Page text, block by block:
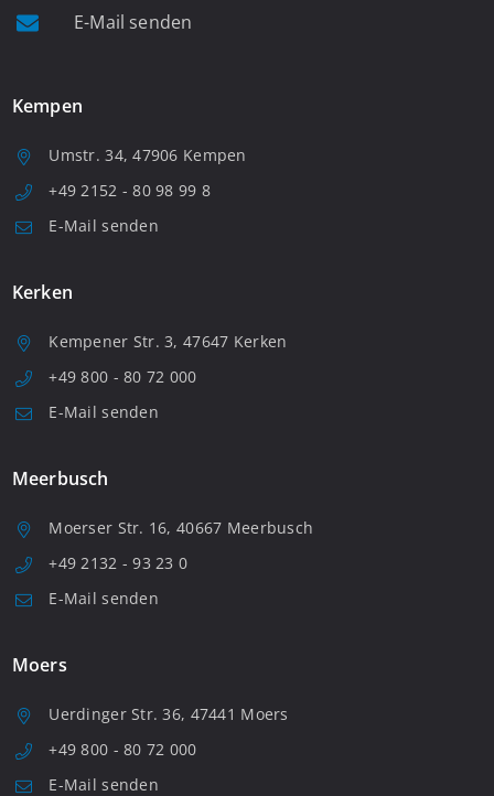
E-Mail senden
Kempen
Umstr. 34, 47906 Kempen
+49 2152 - 80 98 99 8
E-Mail senden
Kerken
Kempener Str. 3, 47647 Kerken
+49 800 - 80 72 000
E-Mail senden
Meerbusch
Moerser Str. 16, 40667 Meerbusch
+49 2132 - 93 23 0
E-Mail senden
Moers
Uerdinger Str. 36, 47441 Moers
+49 800 - 80 72 000
E-Mail senden